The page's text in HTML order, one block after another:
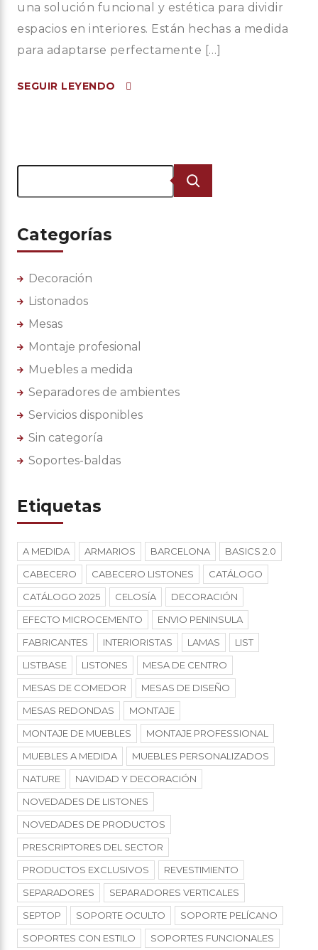
una solución funcional y estética para dividir
espacios en interiores. Están hechas a medida
para adaptarse perfectamente […]
SEGUIR LEYENDO
Buscar
Categorías
Decoración
Listonados
Mesas
Montaje profesional
Muebles a medida
Separadores de ambientes
Servicios disponibles
Sin categoría
Soportes-baldas
Etiquetas
A MEDIDA ARMARIOS BARCELONA
BASICS 2.0
CABECERO
CABECERO LISTONES
CATÁLOGO
CATÁLOGO 2025
CELOSÍA
DECORACIÓN
EFECTO MICROCEMENTO
ENVIO PENINSULA
FABRICANTES
INTERIORISTAS LAMAS
LIST
LISTBASE
LISTONES
MESA DE CENTRO
MESAS DE COMEDOR
MESAS DE DISEÑO
MESAS REDONDAS
MONTAJE
MONTAJE DE MUEBLES
MONTAJE PROFESSIONAL
MUEBLES A MEDIDA
MUEBLES PERSONALIZADOS
NATURE
NAVIDAD Y DECORACIÓN
NOVEDADES DE LISTONES
NOVEDADES DE PRODUCTOS
PRESCRIPTORES DEL SECTOR
PRODUCTOS EXCLUSIVOS
REVESTIMIENTO
SEPARADORES
SEPARADORES VERTICALES
SEPTOP
SOPORTE OCULTO
SOPORTE PELÍCANO
SOPORTES CON ESTILO
SOPORTES FUNCIONALES